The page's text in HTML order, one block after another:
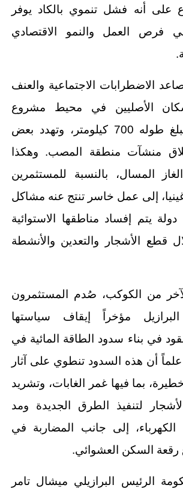
أنه فشل تنموي بالكاد يوفر
فرص العمل والنمو الاقتصادي
الاضطرابات الاجتماعية والعنف
الأصليين في محيط مشروع
الأنابيب، الذي يبلغ طوله 700 كيلومتر، وتهدد بعض
منشآت منطقة المصب. وهكذا
المسال، بالنسبة للمستثمرين
إلى عمل خاسر تنتج عنه مشاكل
دولة يتم إفساد مناطقها الاستوائية
قطع الأشجار والتعدين والأنشطة
من الكوكب، صُدم المستثمرون
مؤخراً إيقاف سياستها
في بناء سدود الطاقة المائية في
أن هذه السدود تنطوي على آثار
بما فيها غمر الغابات، وتشريد
لتنفيذ الطرق الجديدة ومد
إلى جانب المضاربة في
رقعة السكن العشوائي.
الرئيس البرازيلي ميشال تامر